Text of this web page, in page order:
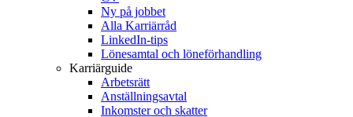
Ny på jobbet
Alla Karriärråd
LinkedIn-tips
Lönesamtal och löneförhandling
Karriärguide
Arbetsrätt
Anställningsavtal
Inkomster och skatter